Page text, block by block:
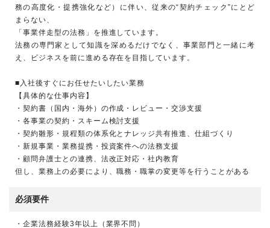
務の高度化・提携強化など）に伴い、従来の“契約チェック”にとど
まらない、
「事業伴走型の法務」を推進しています。
法務の専門家として知識を深めるだけでなく、事業部門と一緒に考
え、ビジネスを前に進める存在を目指しています。
■入社後すぐにお任せたいしたい業務
【具体的な仕事内容】
・契約書（国内・海外）の作成・レビュー・交渉支援
・各事業の契約・スキーム検討支援
・契約雛形・規程類の体系化とナレッジ共有推進、仕組づくり
・新規事業・業務提携・投資案件への法務支援
・顧問弁護士との連携、法改正対応・社内教育
但し、業務上の必要により、職務・職掌の変更等を行うことがある
必須要件
・企業法務経験3年以上（業界不問）